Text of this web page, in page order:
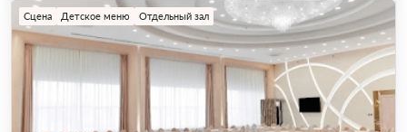
Сцена Детское меню Отдельный зал